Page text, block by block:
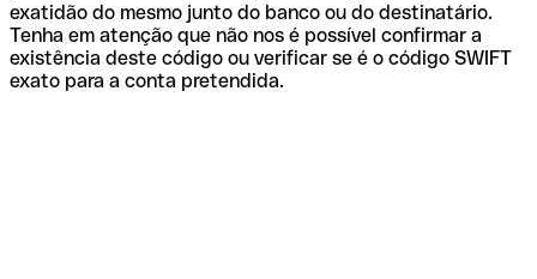
exatidão do mesmo junto do banco ou do destinatário.
Tenha em atenção que não nos é possível confirmar a
existência deste código ou verificar se é o código SWIFT
exato para a conta pretendida.